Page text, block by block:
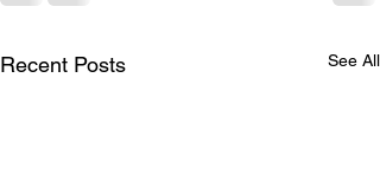
Recent Posts See All